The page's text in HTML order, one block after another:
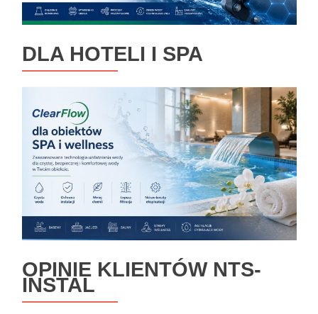
DLA HOTELI I SPA
OPINIE KLIENTÓW NTS-
INSTAL